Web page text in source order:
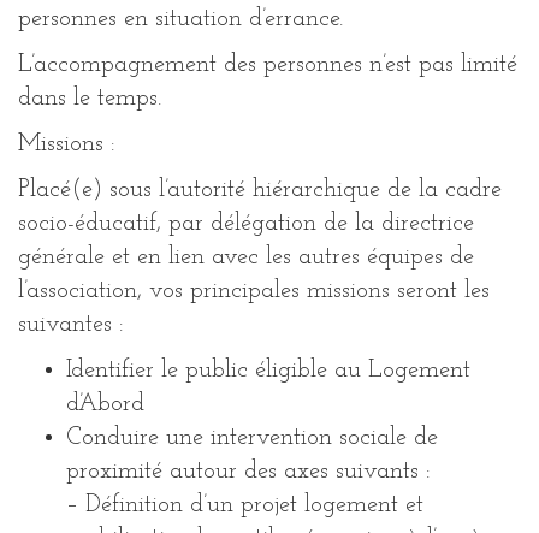
personnes en situation d’errance.
L’accompagnement des personnes n’est pas limité
dans le temps.
Missions :
Placé(e) sous l’autorité hiérarchique de la cadre
socio-éducatif, par délégation de la directrice
générale et en lien avec les autres équipes de
l’association, vos principales missions seront les
suivantes :
Identifier le public éligible au Logement
d’Abord
Conduire une intervention sociale de
proximité autour des axes suivants :
– Définition d’un projet logement et